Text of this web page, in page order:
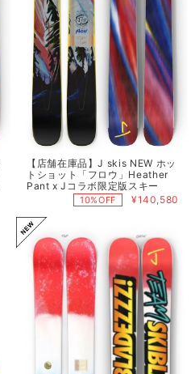
【店舗在庫品】J skis NEW ホッ
トショット「フロウ」Heather
Pant x Jコラボ限定版スキー
10%OFF ¥140,580